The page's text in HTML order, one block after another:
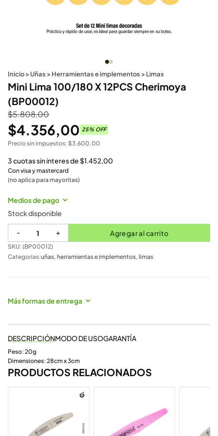
Inicio> Uñas > Herramientas e implementos > Limas
Mini Lima 100/180 X 12PCS Cherimoya
(BP00012)
$5.808,00
$4.356,00 25% OFF
Precio sin impuestos: $3.600,00
3 cuotas sin interes de$1.452,00
Con visa y mastercard
(no aplica para mayoritas)
Medios de pago
Stock disponible
- + Agregar al carrito
SKU: (BP00012)
Categorias:uñas, herramientas e implementos, limas
Más formas de entrega
DESCRIPCIÓNMODO DE USOGARANTÍA
Peso: 20g
Dimensiones: 28cm x 3cm
PRODUCTOS RELACIONADOS